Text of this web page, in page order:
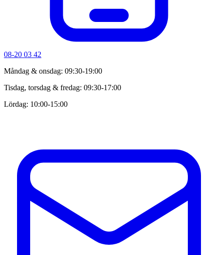
08-20 03 42
Måndag & onsdag: 09:30-19:00
Tisdag, torsdag & fredag: 09:30-17:00
Lördag: 10:00-15:00